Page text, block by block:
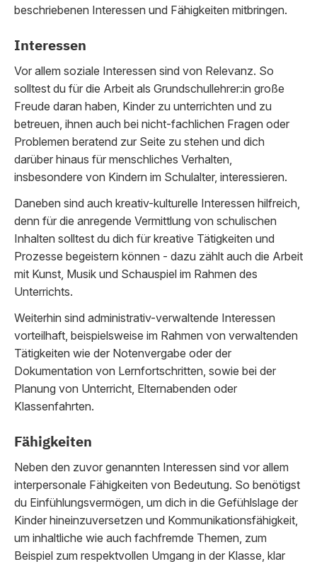
beschriebenen Interessen und Fähigkeiten mitbringen.
Interessen
Vor allem soziale Interessen sind von Relevanz. So
solltest du für die Arbeit als Grundschullehrer:in große
Freude daran haben, Kinder zu unterrichten und zu
betreuen, ihnen auch bei nicht-fachlichen Fragen oder
Problemen beratend zur Seite zu stehen und dich
darüber hinaus für menschliches Verhalten,
insbesondere von Kindern im Schulalter, interessieren.
Daneben sind auch kreativ-kulturelle Interessen hilfreich,
denn für die anregende Vermittlung von schulischen
Inhalten solltest du dich für kreative Tätigkeiten und
Prozesse begeistern können - dazu zählt auch die Arbeit
mit Kunst, Musik und Schauspiel im Rahmen des
Unterrichts.
Weiterhin sind administrativ-verwaltende Interessen
vorteilhaft, beispielsweise im Rahmen von verwaltenden
Tätigkeiten wie der Notenvergabe oder der
Dokumentation von Lernfortschritten, sowie bei der
Planung von Unterricht, Elternabenden oder
Klassenfahrten.
Fähigkeiten
Neben den zuvor genannten Interessen sind vor allem
interpersonale Fähigkeiten von Bedeutung. So benötigst
du Einfühlungsvermögen, um dich in die Gefühlslage der
Kinder hineinzuversetzen und Kommunikationsfähigkeit,
um inhaltliche wie auch fachfremde Themen, zum
Beispiel zum respektvollen Umgang in der Klasse, klar